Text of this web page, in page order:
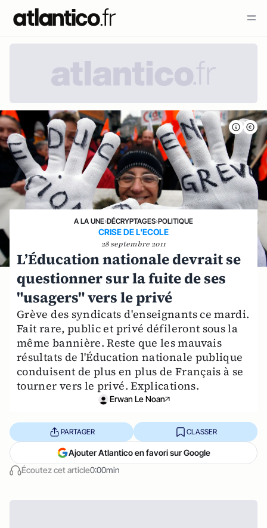
A LA UNE›DÉCRYPTAGES›POLITIQUE
CRISE DE L'ECOLE
28 septembre 2011
L’Éducation nationale devrait se
questionner sur la fuite de ses
"usagers" vers le privé
Grève des syndicats d'enseignants ce mardi.
Fait rare, public et privé défileront sous la
même bannière. Reste que les mauvais
résultats de l'Éducation nationale publique
conduisent de plus en plus de Français à se
tourner vers le privé. Explications.
Erwan Le Noan
Écoutez cet article0:00min
PARTAGER CLASSER
Ajouter Atlantico en favori sur Google